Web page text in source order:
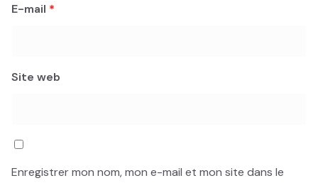
E-mail *
Site web
Enregistrer mon nom, mon e-mail et mon site dans le